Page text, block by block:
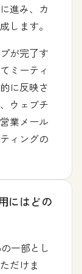
進み、 カ
します。
が完了す
ミーティ
に反映さ
ウェブチ
業メール
ィングの
にはどの
一部とし
だけま